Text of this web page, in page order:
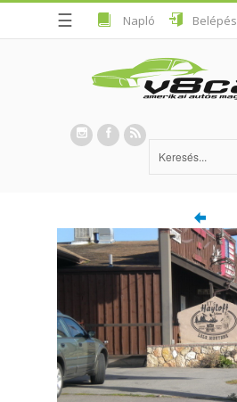
☰ Napló Belépés